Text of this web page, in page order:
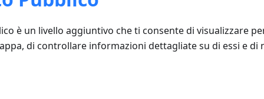
è un livello aggiuntivo che ti consente di visualizzare
di controllare informazioni dettagliate su di essi e di